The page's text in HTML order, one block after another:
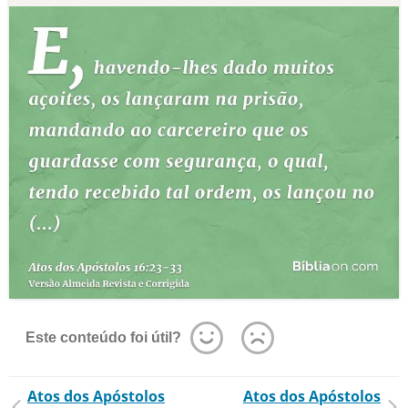
Este conteúdo foi útil?
Atos dos Apóstolos
Atos dos Apóstolos